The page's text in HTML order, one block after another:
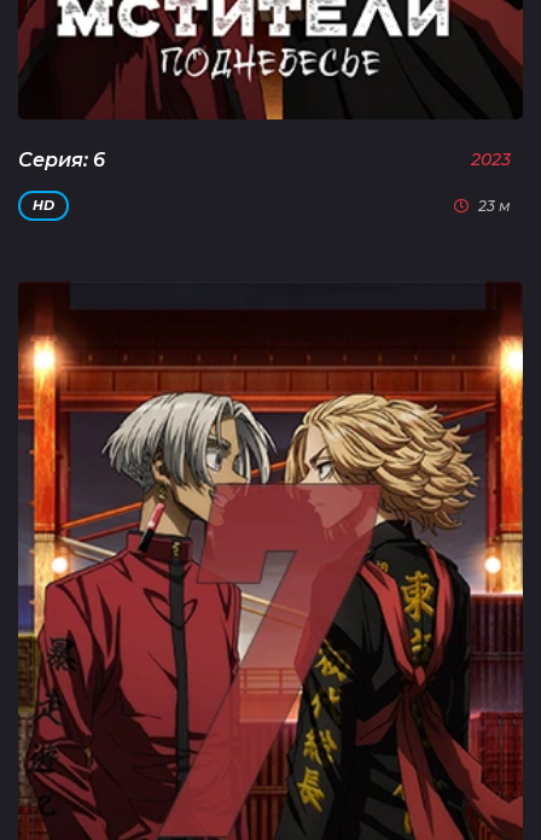
Серия: 6 2023
HD 23 м